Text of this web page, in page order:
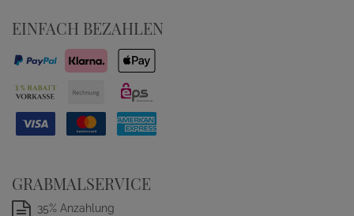
EINFACH BEZAHLEN
GRABMALSERVICE
35% Anzahlung